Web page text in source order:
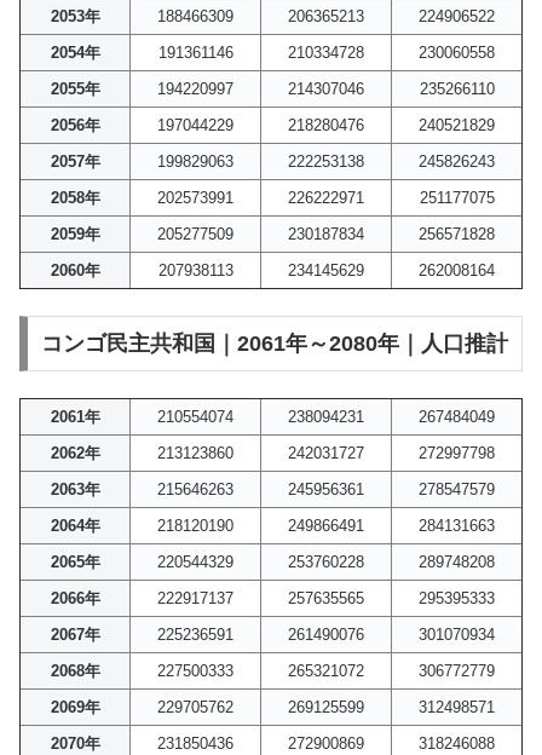
2053年
188466309 206365213
224906522
2054年
191361146 210334728
230060558
2055年
194220997 214307046
235266110
2056年
197044229 218280476
240521829
2057年
199829063 222253138
245826243
2058年
202573991 226222971
251177075
2059年
205277509 230187834
256571828
2060年
207938113 234145629 262008164
コンゴ民主共和国｜2061年～2080年｜人口推計
2061年 210554074 238094231
267484049
2062年
213123860 242031727
272997798
2063年
215646263 245956361
278547579
2064年
218120190 249866491
284131663
2065年
220544329 253760228
289748208
2066年
222917137 257635565
295395333
2067年
225236591 261490076
301070934
2068年
227500333 265321072
306772779
2069年
229705762 269125599
312498571
2070年
231850436 272900869
318246088